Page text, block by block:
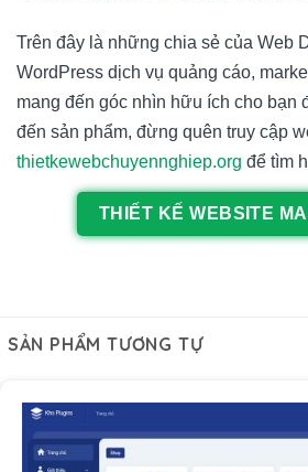
Trên đây là những chia sẻ của Web
WordPress dịch vụ quảng cáo,
mang đến góc nhìn hữu ích cho bạn
đến sản phẩm, đừng quên truy cập
thietkewebchuyennghiep.org để tìm
THIẾT KẾ WEBSITE
SẢN PHẨM TƯƠNG TỰ